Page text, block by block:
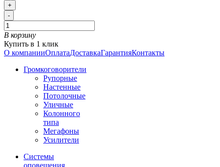
+
-
В корзину
Купить в 1 клик
О компанииОплатаДоставкаГарантияКонтакты
Громкоговорители
Рупорные
Настенные
Потолочные
Уличные
Колонного
типа
Мегафоны
Усилители
Системы
оповещения